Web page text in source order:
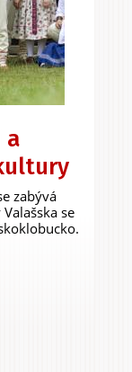
a
zabývá
se